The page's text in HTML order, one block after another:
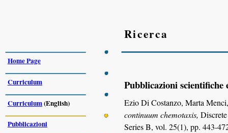
Ricerca
Pubblicazioni scientifiche
Ezio Di Costanzo, Marta
continuum chemotaxis,
Series B, vol. 25(1), pp. 443-
Home Page
Curriculum
Curriculum(English)
Pubblicazioni